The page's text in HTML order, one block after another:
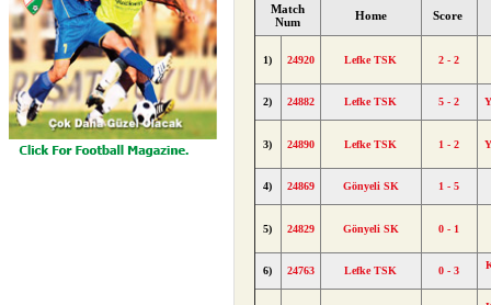
Match
Num
Home Score
1) 24920 Lefke TSK 2 - 2
2) 24882 Lefke TSK 5 - 2
3) 24890 Lefke TSK 1 - 2
4) 24869 Gönyeli SK 1 - 5
5) 24829 Gönyeli SK 0 - 1
6) 24763 Lefke TSK 0 - 3